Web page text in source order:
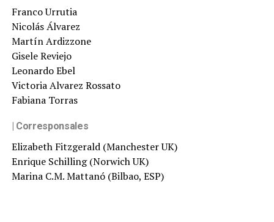
Franco Urrutia
Nicolás Álvarez
Martín Ardizzone
Gisele Reviejo
Leonardo Ebel
Victoria Alvarez Rossato
Fabiana Torras
| Corresponsales
Elizabeth Fitzgerald (Manchester UK)
Enrique Schilling (Norwich UK)
Marina C.M. Mattanó (Bilbao, ESP)